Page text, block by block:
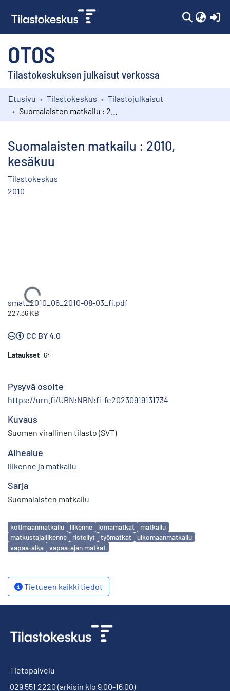
OTOS
Tilastokeskuksen julkaisut verkossa
Kokoelmat
Etusivu Tilastokeskus
Tilastojulkaisut
Suomalaisten matkailu : 2010,
kesäkuu
Tilastokeskus
2010
Ladataan...
smat_2010_06_2010-08-03_fi.pdf
227.36 KB
CC BY 4.0
Lataukset 64
Pysyvä osoite
https://urn.fi/URN:NBN:fi-fe20230919131734
Kuvaus
Suomen virallinen tilasto (SVT)
Aihealue
liikenne ja matkailu
Sarja
Suomalaisten matkailu
Avainsanat
kotimaanmatkailu liikenne lomamatkat
matkailu
matkustajaliikenne
risteilyt työmatkat
ulkomaanmatkailu
vapaa-aika
vapaa-ajan matkat
Tietueen kaikki tiedot
Tietopalvelu
029 551 2220 (arkisin klo 9.00-16.00)